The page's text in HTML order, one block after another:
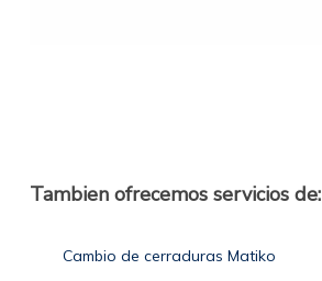
Tambien ofrecemos servicios de:
Cambio de cerraduras Matiko